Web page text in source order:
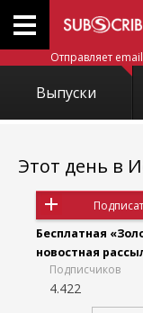
Отправляет
Выпуски
Этот день в
Бесплатная
новостная
Подписчиков
4.422